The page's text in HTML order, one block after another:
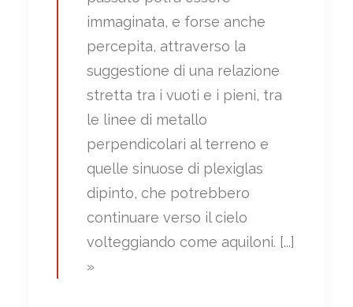
immaginata, e forse anche
percepita, attraverso la
suggestione di una relazione
stretta tra i vuoti e i pieni, tra
le linee di metallo
perpendicolari al terreno e
quelle sinuose di plexiglas
dipinto, che potrebbero
continuare verso il cielo
volteggiando come aquiloni. [...]
»